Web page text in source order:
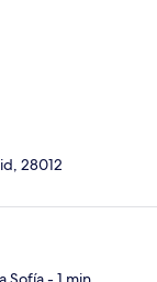
28012